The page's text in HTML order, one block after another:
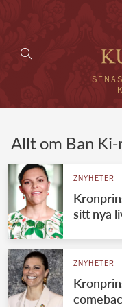
Allt om Ban Ki-
ZNYHETER
sitt nya
ZNYHETER